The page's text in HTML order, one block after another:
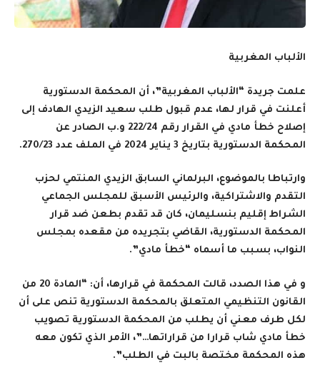
الألباب المغربية
علمت جريدة “الألباب المغربية”، أن المحكمة الدستورية
أعلنت في قرار لها، عدم قبول طلب سعيد الزيدي الهادف إلى
إصلاح خطأ مادي في القرار رقم 222/24 و.ب الصادر عن
المحكمة الدستورية بتاريخ 3 يناير 2024 في الملف عدد 270/23.
وارتباطا بالموضوع، البرلماني السابق الزيدي المنتمي لحزب
التقدم والاشتراكية، والرئيس الأسبق للمجلس الجماعي
الشراط إقليم بنسليمان، كان قد تقدم بطعن ضد قرار
المحكمة الدستورية، القاضي بتجريده من مقعده بمجلس
النواب، بسبب ما أسماه “خطأ مادي”.
و في هذا الصدد، قالت المحكمة في قرارها، أن: “المادة 20 من
القانون التنظيمي المتعلق بالمحكمة الدستورية تنص على أن
لكل طرف معني أن يطلب من المحكمة الدستورية تصويب
خطأ مادي شاب قرارا من قراراتها…”، الأمر الذي تكون معه
هذه المحكمة مختصة بالبت في الطلب”.